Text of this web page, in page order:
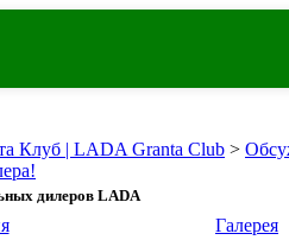
Клуб | LADA Granta Club >
дилеров LADA
Галерея